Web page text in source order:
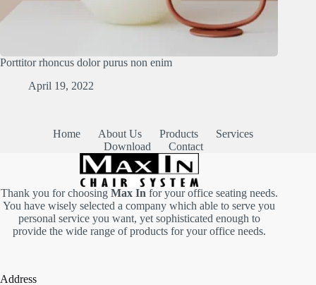
Porttitor rhoncus dolor purus non enim
April 19, 2022
Home About Us Products
Services
Download
Contact
Thank you for choosing Max Infor your office seating needs.
You have wisely selected a company which able to serve you
personal service you want, yet sophisticated enough to
provide the wide range of products for your office needs.
Address